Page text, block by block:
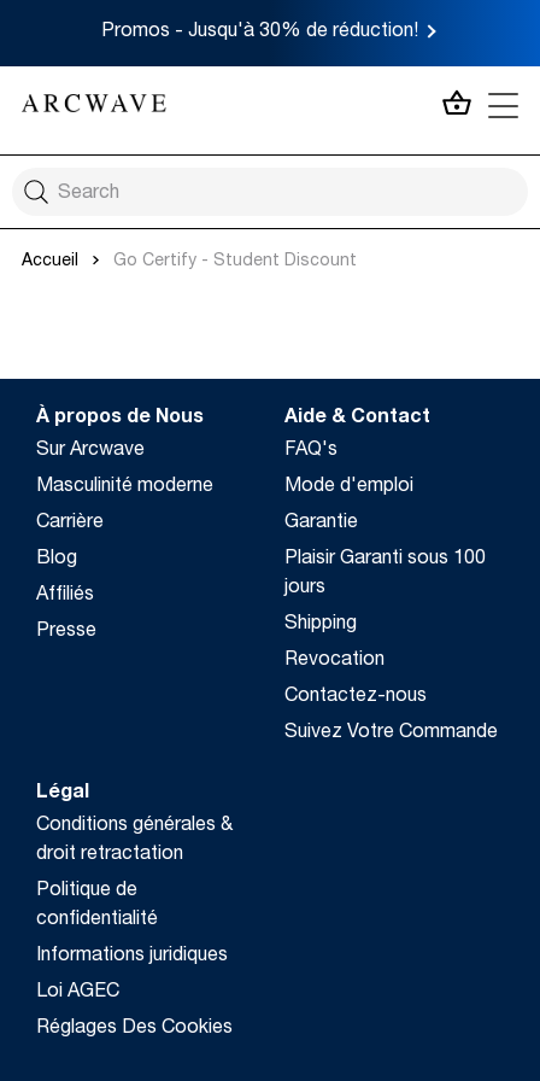
Promos - Jusqu'à 30% de réduction!
MON
Accueil Go Certify - Student Discount
À propos de Nous
Sur Arcwave
Masculinité moderne
Carrière
Blog
Affiliés
Presse
Aide & Contact
FAQ's
Mode d'emploi
Garantie
Plaisir Garanti sous 100
jours
Shipping
Revocation
Contactez-nous
Suivez Votre Commande
Légal
Conditions générales &
droit retractation
Politique de
confidentialité
Informations juridiques
Loi AGEC
Réglages Des Cookies